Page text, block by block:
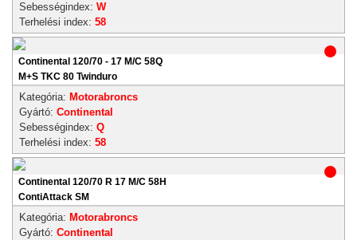
Sebességindex: W
Terhelési index: 58
Continental 120/70 - 17 M/C 58Q
M+S TKC 80 Twinduro
Kategória: Motorabroncs
Gyártó: Continental
Sebességindex: Q
Terhelési index: 58
Continental 120/70 R 17 M/C 58H
ContiAttack SM
Kategória: Motorabroncs
Gyártó: Continental